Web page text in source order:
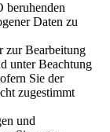
beruhenden
Daten zu
zur Bearbeitung
unter Beachtung
Sie der
zugestimmt
und